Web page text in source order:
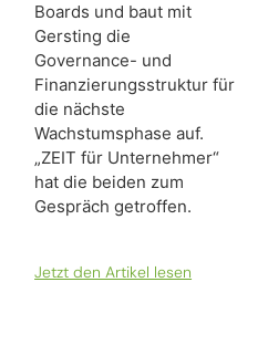
Boards und baut mit
Gersting die
Governance- und
Finanzierungsstruktur für
die nächste
Wachstumsphase auf.
„ZEIT für Unternehmer“
hat die beiden zum
Gespräch getroffen.
Jetzt den Artikel lesen